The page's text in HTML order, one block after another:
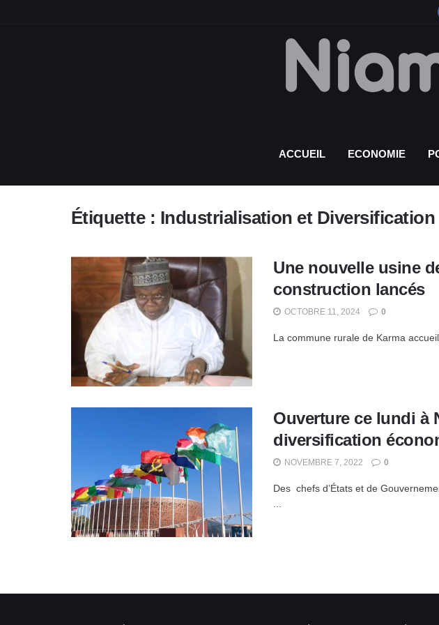
ACCUEIL ECONOMIE
Étiquette : Industrialisation et
Une nouvelle usine
construction lancés
OCTOBRE 11, 2024 0
La commune rurale de Karma
Ouverture ce lundi à
diversification
NOVEMBRE 7, 2022 0
Des chefs d’États et de